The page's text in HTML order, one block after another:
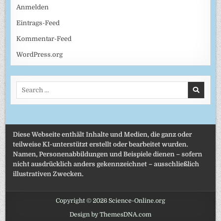
Anmelden
Eintrags-Feed
Kommentar-Feed
WordPress.org
Diese Webseite enthält Inhalte und Medien, die ganz oder
teilweise KI-unterstützt erstellt oder bearbeitet wurden.
Namen, Personenabbildungen und Beispiele dienen – sofern
nicht ausdrücklich anders gekennzeichnet – ausschließlich
illustrativen Zwecken.
Copyright © 2026 Science-Online.org
Design by ThemesDNA.com